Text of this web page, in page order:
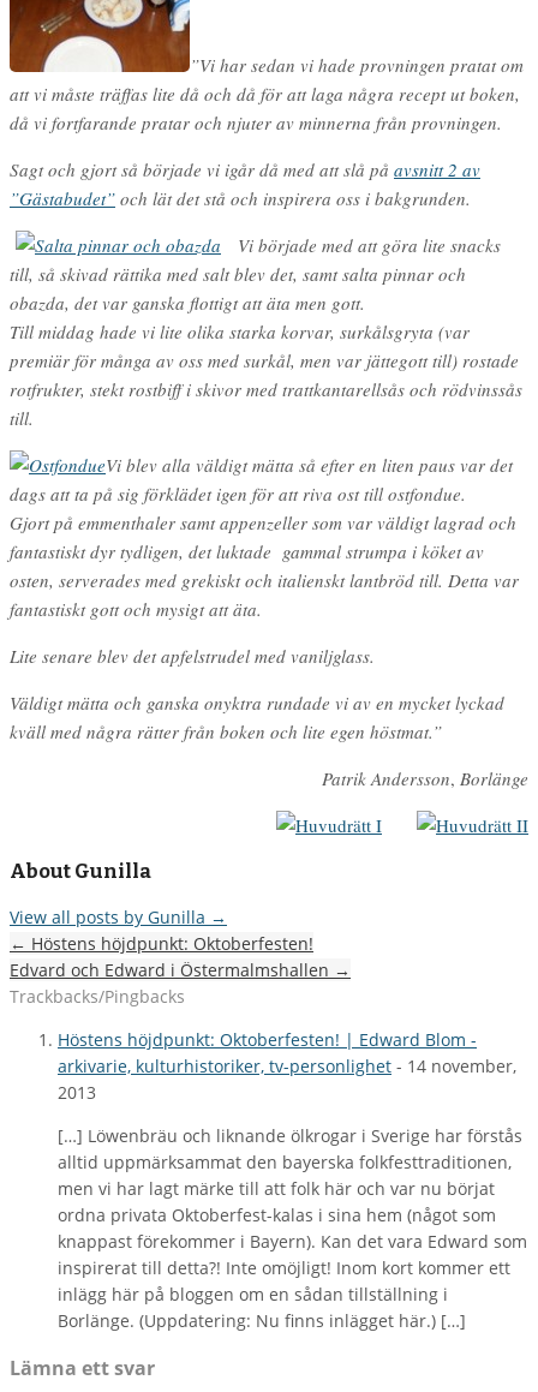
”Vi har sedan vi hade provningen pratat om
att vi måste träffas lite då och då för att laga några recept ut boken,
då vi fortfarande pratar och njuter av minnerna från provningen.
Sagt och gjort så började vi igår då med att slå på avsnitt 2 av
”Gästabudet” och lät det stå och inspirera oss i bakgrunden.
Vi började med att göra lite snacks
till, så skivad rättika med salt blev det, samt salta pinnar och
obazda, det var ganska flottigt att äta men gott.
Till middag hade vi lite olika starka korvar, surkålsgryta (var
premiär för många av oss med surkål, men var jättegott till) rostade
rotfrukter, stekt rostbiff i skivor med trattkantarellsås och rödvinssås
till.
Vi blev alla väldigt mätta så efter en liten paus var det
dags att ta på sig förklädet igen för att riva ost till ostfondue.
Gjort på emmenthaler samt appenzeller som var väldigt lagrad och
fantastiskt dyr tydligen, det luktade gammal strumpa i köket av
osten, serverades med grekiskt och italienskt lantbröd till. Detta var
fantastiskt gott och mysigt att äta.
Lite senare blev det apfelstrudel med vaniljglass.
Väldigt mätta och ganska onyktra rundade vi av en mycket lyckad
kväll med några rätter från boken och lite egen höstmat.”
Patrik Andersson, Borlänge
About Gunilla
View all posts by Gunilla →
← Höstens höjdpunkt: Oktoberfesten!
Edvard och Edward i Östermalmshallen →
Trackbacks/Pingbacks
Höstens höjdpunkt: Oktoberfesten! | Edward Blom -
arkivarie, kulturhistoriker, tv-personlighet - 14 november,
2013
[…] Löwenbräu och liknande ölkrogar i Sverige har förstås
alltid uppmärksammat den bayerska folkfesttraditionen,
men vi har lagt märke till att folk här och var nu börjat
ordna privata Oktoberfest-kalas i sina hem (något som
knappast förekommer i Bayern). Kan det vara Edward som
inspirerat till detta?! Inte omöjligt! Inom kort kommer ett
inlägg här på bloggen om en sådan tillställning i
Borlänge. (Uppdatering: Nu finns inlägget här.) […]
Lämna ett svar